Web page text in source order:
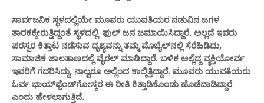
ಸಾರ್ವಜನಿಕ ಸ್ಥಳದಲ್ಲಿಯೇ ಮೂವರು ಯುವತಿಯರ ನಡುವಿನ ಜಗಳ
ತಾರಕಕ್ಕೇರುತ್ತಿದ್ದಂತೆ ಸ್ಥಳದಲ್ಲಿ ಫುಲ್ ಜನ ಜಮಾಯಿಸಿದ್ದಾರೆ. ಅಲ್ಲದೆ ಇವರು
ಪರಸ್ಪರ ಕಿತ್ತಾಟ ನಡೆಸುವ ದೃಶ್ಯವನ್ನು ತಮ್ಮ ಮೊಬೈಲ್​ನಲ್ಲಿ ಸೆರೆಹಿಡಿದು,
ಸಾಮಾಜಿಕ ಜಾಲತಾಣದಲ್ಲಿ ವೈರಲ್​ ಮಾಡಿದ್ದಾರೆ. ಬಳಿಕ ಅಲ್ಲಿದ್ದ ವ್ಯಕ್ತಿಯೋರ್ವ
ಇವರಿಗೆ ಗದರಿಸಿದ್ದು, ನಾಲ್ವರೂ ಅಲ್ಲಿಂದ ಕಾಲ್ಕಿತ್ತಿದ್ದಾರೆ. ಮೂವರು ಯುವತಿಯರು
ಓರ್ವ ಭಾಯ್​ಫ್ರೆಂಡ್​ಗೋಸ್ಕರ ಈ ರೀತಿ ಕಿತ್ತಾಡಿಕೊಂಡು ಹೊಡೆದಾಡಿದ್ದಾರೆ
ಎಂದು ಹೇಳಲಾಗುತ್ತಿದೆ.